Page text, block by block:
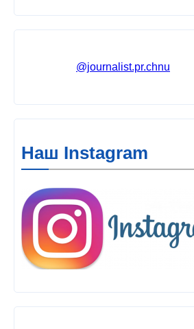
@journalist.pr.chnu
Наш Instagram